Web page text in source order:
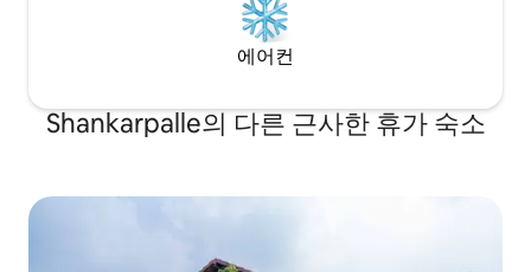
에어컨
Shankarpalle의 다른 근사한 휴가 숙소